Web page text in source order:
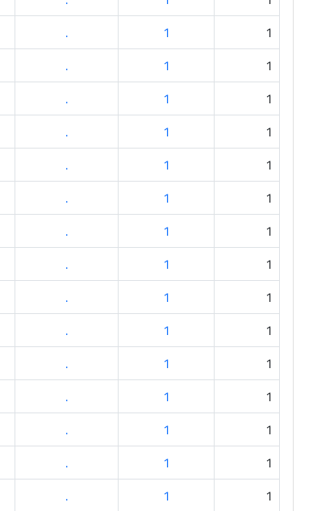
. 1
1
. 1
1
. 1
1
. 1
1
. 1
1
. 1
1
. 1
1
. 1
1
. 1
1
. 1
1
. 1
1
. 1
1
. 1
1
. 1
1
. 1
1